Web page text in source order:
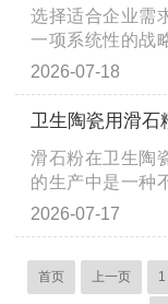
选择适合企业需
一项系统性的战
选型，避免常见
2026-07-18
卫生陶瓷用滑石
滑石粉在卫生陶
的生产中是一种
它不仅能显著改
2026-07-17
首页 上一页 1